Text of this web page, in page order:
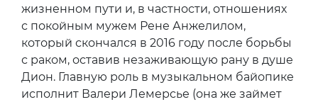
жизненном пути и, в частности, отношениях
с покойным мужем Рене Анжелилом,
который скончался в 2016 году после борьбы
с раком, оставив незаживающую рану в душе
Дион. Главную роль в музыкальном байопике
исполнит Валери Лемерсье (она же займет